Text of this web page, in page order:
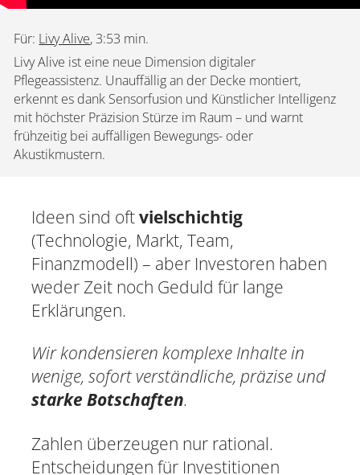
Für: Livy Alive, 3:53 min.
Livy Alive ist eine neue Dimension digitaler
Pflegeassistenz. Unauffällig an der Decke montiert,
erkennt es dank Sensorfusion und Künstlicher Intelligenz
mit höchster Präzision Stürze im Raum – und warnt
frühzeitig bei auffälligen Bewegungs- oder
Akustikmustern.
Ideen sind oftvielschichtig
(Technologie, Markt, Team,
Finanzmodell) – aber Investoren haben
weder Zeit noch Geduld für lange
Erklärungen.
Wir kondensieren komplexe Inhalte in
wenige, sofort verständliche, präzise und
starke Botschaften.
Zahlen überzeugen nur rational.
Entscheidungen für Investitionen